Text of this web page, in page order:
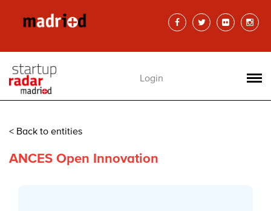
Login
< Back to entities
ANCES Open Innovation